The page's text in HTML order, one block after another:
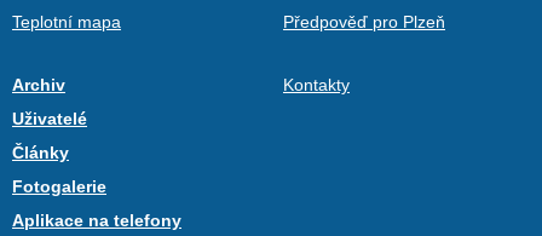
Teplotní mapa
Předpověď pro Plzeň
Archiv
Uživatelé
Články
Fotogalerie
Aplikace na telefony
Kontakty